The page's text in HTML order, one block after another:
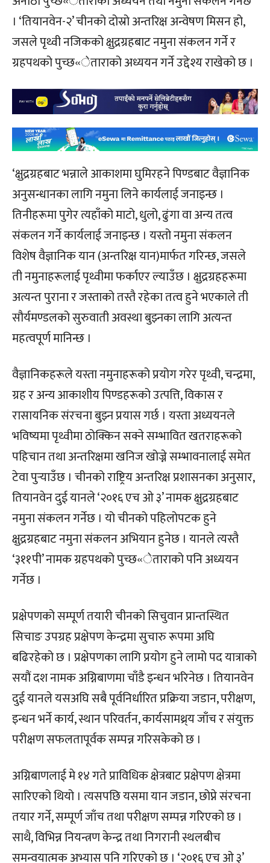
। ‘तियानवेन-२’ चीनको दोस्रो अन्तरिक्ष अन्वेषण मिसन हो,
जसले पृथ्वी नजिकको क्षुद्रग्रहबाट नमुना संकलन गर्ने र
ग्रहपथको पुच्छ«ेताराको अध्ययन गर्ने उद्देश्य राखेको छ ।
‘क्षुद्रग्रहबाट भन्नाले आकाशमा घुमिरहने पिण्डबाट वैज्ञानिक
अनुसन्धानका लागि नमुना लिने कार्यलाई जनाइन्छ ।
तिनीहरूमा पुगेर त्यहाँको माटो, धुलो, ढुंगा वा अन्य तत्व
संकलन गर्ने कार्यलाई जनाइन्छ । यस्तो नमुना संकलन
विशेष वैज्ञानिक यान (अन्तरिक्ष यान)मार्फत गरिन्छ, जसले
ती नमुनाहरूलाई पृथ्वीमा फर्काएर ल्याउँछ । क्षुद्रग्रहहरूमा
अत्यन्त पुराना र जस्ताको तस्तै रहेका तत्व हुने भएकाले ती
सौर्यमण्डलको सुरुवाती अवस्था बुझ्नका लागि अत्यन्त
महत्वपूर्ण मानिन्छ ।
वैज्ञानिकहरूले यस्ता नमुनाहरूको प्रयोग गरेर पृथ्वी, चन्द्रमा,
ग्रह र अन्य आकाशीय पिण्डहरूको उत्पत्ति, विकास र
रासायनिक संरचना बुझ्न प्रयास गर्छ । यस्ता अध्ययनले
भविष्यमा पृथ्वीमा ठोक्किन सक्ने सम्भावित खतराहरूको
पहिचान तथा अन्तरिक्षमा खनिज खोज्ने सम्भावनालाई समेत
टेवा पुर्‍याउँछ । चीनको राष्ट्रिय अन्तरिक्ष प्रशासनका अनुसार,
तियानवेन दुई यानले ‘२०१६ एच ओ ३’ नामक क्षुद्रग्रहबाट
नमुना संकलन गर्नेछ । यो चीनको पहिलोपटक हुने
क्षुद्रग्रहबाट नमुना संकलन अभियान हुनेछ । यानले त्यस्तै
‘३११पी’ नामक ग्रहपथको पुच्छ«ेताराको पनि अध्ययन
गर्नेछ ।
प्रक्षेपणको सम्पूर्ण तयारी चीनको सिचुवान प्रान्तस्थित
सिचाङ उपग्रह प्रक्षेपण केन्द्रमा सुचारु रूपमा अघि
बढिरहेको छ । प्रक्षेपणका लागि प्रयोग हुने लामो पद यात्राको
सयौं दश नामक अग्निबाणमा चाँडै इन्धन भरिनेछ । तियानवेन
दुई यानले यसअघि सबै पूर्वनिर्धारित प्रक्रिया जडान, परीक्षण,
इन्धन भर्ने कार्य, स्थान परिवर्तन, कार्यसामथ्र्य जाँच र संयुक्त
परीक्षण सफलतापूर्वक सम्पन्न गरिसकेको छ ।
अग्निबाणलाई मे १४ गते प्राविधिक क्षेत्रबाट प्रक्षेपण क्षेत्रमा
सारिएको थियो । त्यसपछि यसमा यान जडान, छोप्ने संरचना
तयार गर्ने, सम्पूर्ण जाँच तथा परीक्षण सम्पन्न गरिएको छ ।
साथै, विभिन्न नियन्त्रण केन्द्र तथा निगरानी स्थलबीच
समन्वयात्मक अभ्यास पनि गरिएको छ । ‘२०१६ एच ओ ३’